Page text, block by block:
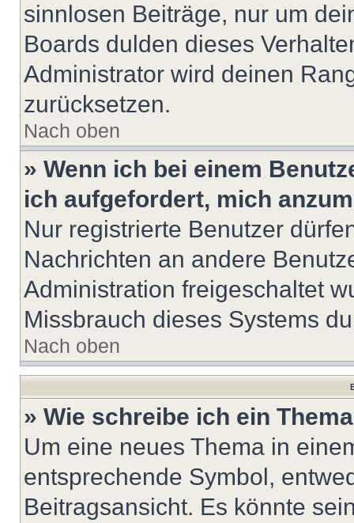
sinnlosen Beiträge, nur um
Boards dulden dieses
Administrator wird deinen
zurücksetzen.
Nach oben
» Wenn ich bei einem
ich aufgefordert, mich
Nur registrierte Benutzer
Nachrichten an andere
Administration freigeschaltet
Missbrauch dieses Systems
Nach oben
» Wie schreibe ich ein
Um eine neues Thema in
entsprechende Symbol,
Beitragsansicht. Es könnte